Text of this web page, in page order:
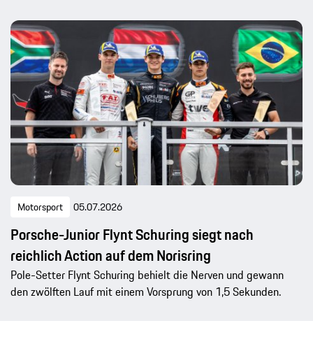
Motorsport 05.07.2026
Porsche-Junior Flynt Schuring siegt nach
reichlich Action auf dem Norisring
Pole-Setter Flynt Schuring behielt die Nerven und gewann
den zwölften Lauf mit einem Vorsprung von 1,5 Sekunden.